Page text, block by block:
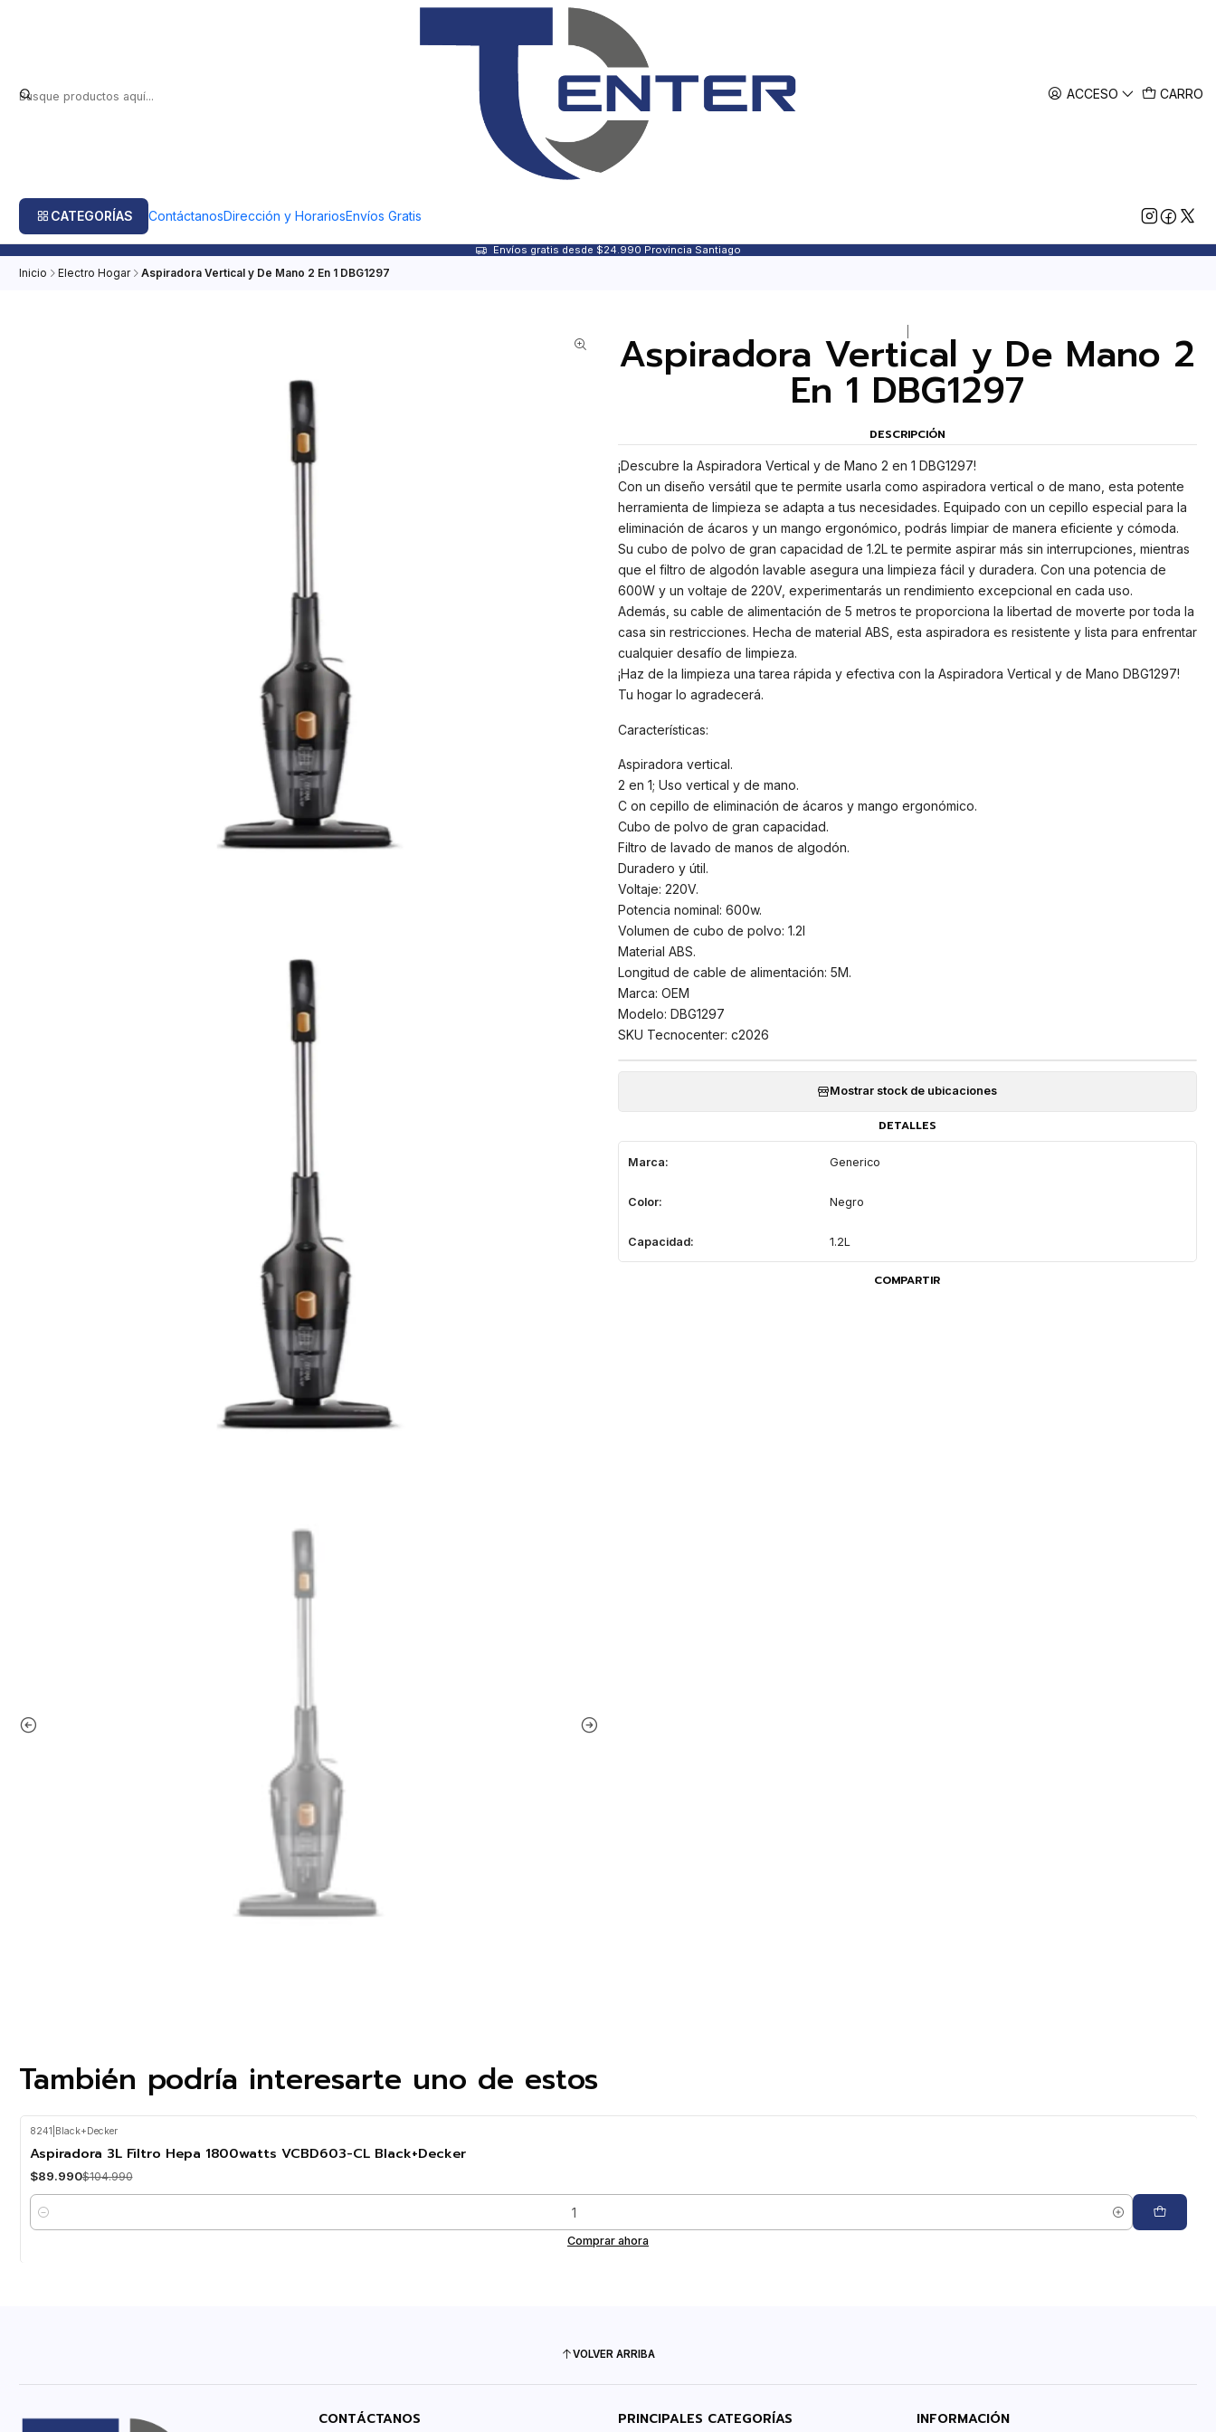
ACCESO CARRO
CATEGORÍAS ContáctanosDirección y HorariosEnvíos Gratis
Envíos gratis desde $24.990 Provincia Santiago
Inicio Electro Hogar Aspiradora Vertical y De Mano 2 En 1 DBG1297
Aspiradora Vertical y De Mano 2
En 1 DBG1297
DESCRIPCIÓN
¡Descubre la Aspiradora Vertical y de Mano 2 en 1 DBG1297!
Con un diseño versátil que te permite usarla como aspiradora vertical o de mano, esta potente
herramienta de limpieza se adapta a tus necesidades. Equipado con un cepillo especial para la
eliminación de ácaros y un mango ergonómico, podrás limpiar de manera eficiente y cómoda.
Su cubo de polvo de gran capacidad de 1.2L te permite aspirar más sin interrupciones, mientras
que el filtro de algodón lavable asegura una limpieza fácil y duradera. Con una potencia de
600W y un voltaje de 220V, experimentarás un rendimiento excepcional en cada uso.
Además, su cable de alimentación de 5 metros te proporciona la libertad de moverte por toda la
casa sin restricciones. Hecha de material ABS, esta aspiradora es resistente y lista para enfrentar
cualquier desafío de limpieza.
¡Haz de la limpieza una tarea rápida y efectiva con la Aspiradora Vertical y de Mano DBG1297!
Tu hogar lo agradecerá.
Características:
Aspiradora vertical.
2 en 1; Uso vertical y de mano.
C on cepillo de eliminación de ácaros y mango ergonómico.
Cubo de polvo de gran capacidad.
Filtro de lavado de manos de algodón.
Duradero y útil.
Voltaje: 220V.
Potencia nominal: 600w.
Volumen de cubo de polvo: 1.2l
Material ABS.
Longitud de cable de alimentación: 5M.
Marca: OEM
Modelo: DBG1297
SKU Tecnocenter: c2026
Mostrar stock de ubicaciones
DETALLES
Marca: Generico
Color: Negro
Capacidad: 1.2L
COMPARTIR
También podría interesarte uno de estos
-14% OFF
8241 Black+Decker
Aspiradora 3L Filtro Hepa 1800watts VCBD603-CL Black+Decker
$89.990$104.990
Cantidad
Comprar ahora
VOLVER ARRIBA
CONTÁCTANOS PRINCIPALES CATEGORÍAS INFORMACIÓN